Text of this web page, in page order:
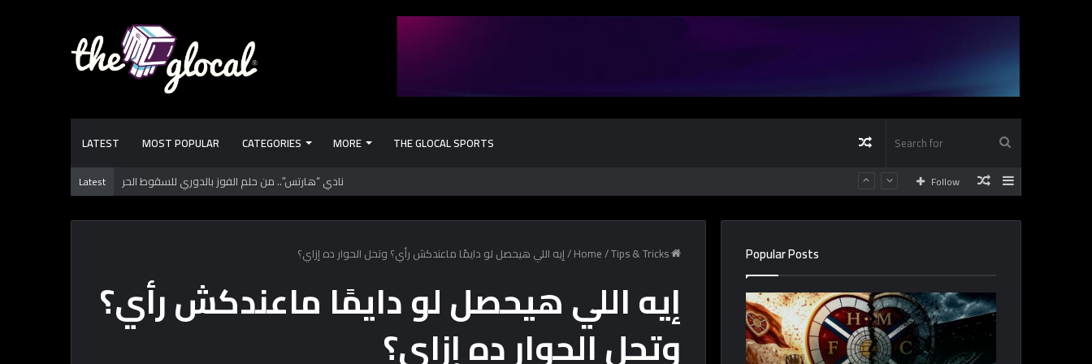
LATEST MOST POPULAR CATEGORIES MORE THE GLOCAL SPORTS
for
Random
Article
Latest كل حاجة محتاج تعرفها عن طرابزون سبور.. فريق “محمد صـلاح” الجديد
Random
Follow
/Tips & Tricks
/إيه اللي هيحصل لو دايمًا ماعندكش رأي؟ وتحل الحوار ده إزاي؟
إيه اللي هيحصل لو دايمًا ماعندكش رأي؟
وتحل الحوار ده إزاي؟
Popular Posts